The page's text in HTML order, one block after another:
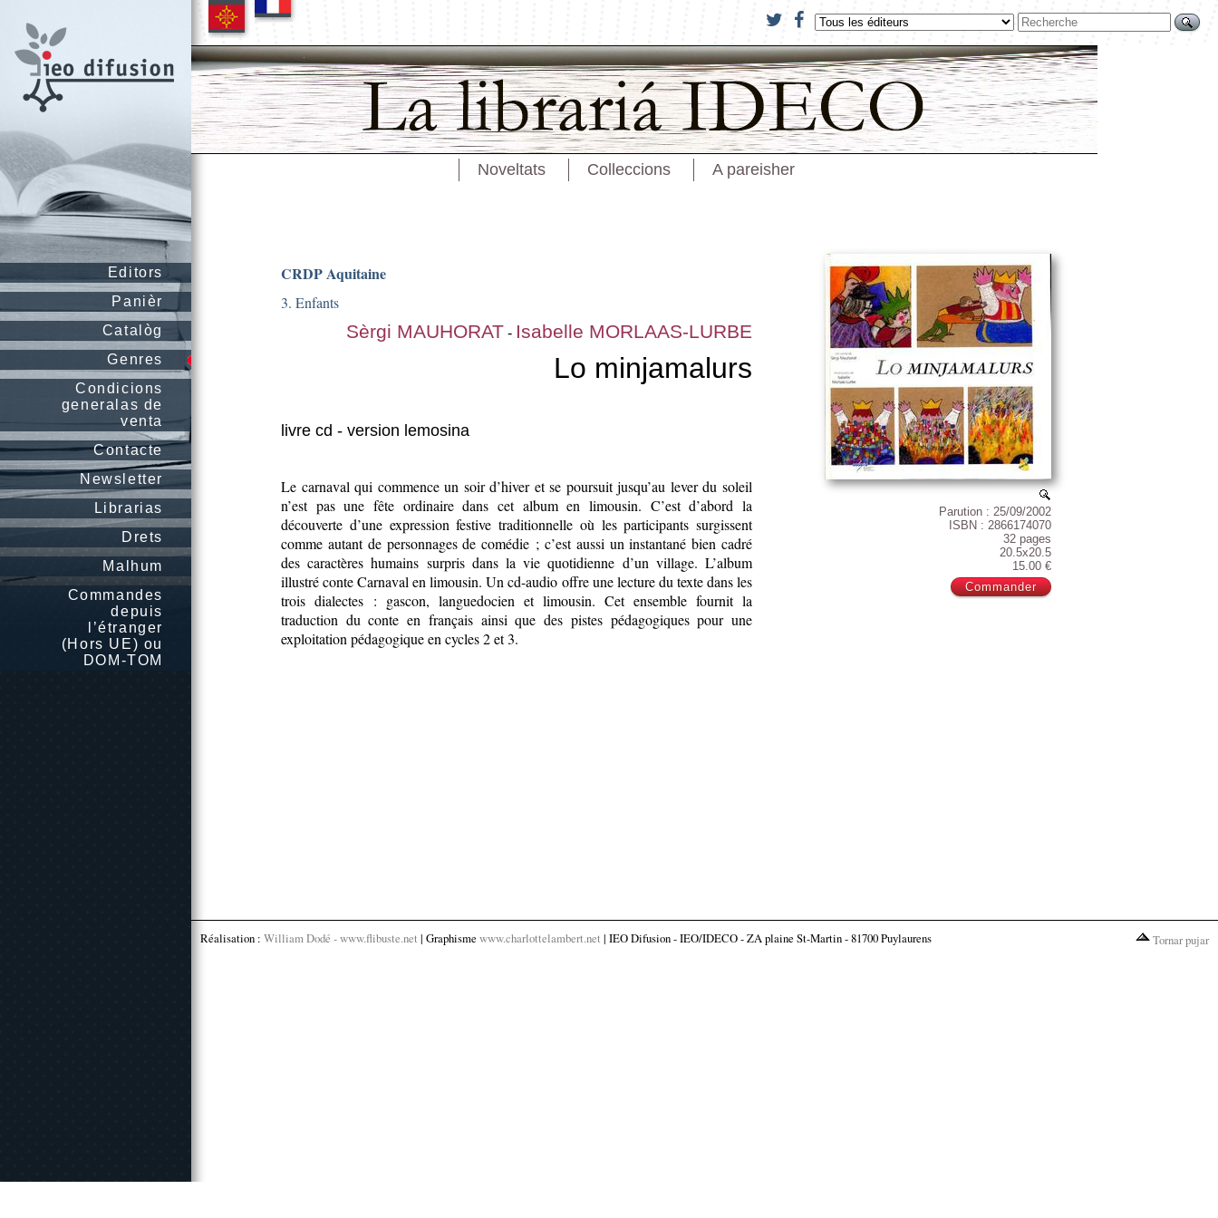
Editors
Panièr
Catalòg
Genres
Condicions
generalas de
venta
Contacte
Newsletter
Librarias
Drets
Malhum
Commandes
depuis
l’étranger
(Hors UE) ou
DOM-TOM
Noveltats Colleccions A pareisher
Parution : 25/09/2002
ISBN : 2866174070
32 pages
20.5x20.5
15.00 €
CRDP Aquitaine
3. Enfants
Sèrgi MAUHORAT - Isabelle MORLAAS-LURBE
Lo minjamalurs
livre cd - version lemosina
Le carnaval qui commence un soir d’hiver et se poursuit jusqu’au lever du soleil
n’est pas une fête ordinaire dans cet album en limousin. C’est d’abord la
découverte d’une expression festive traditionnelle où les participants surgissent
comme autant de personnages de comédie ; c’est aussi un instantané bien cadré
des caractères humains surpris dans la vie quotidienne d’un village. L’album
illustré conte Carnaval en limousin. Un cd-audio offre une lecture du texte dans les
trois dialectes : gascon, languedocien et limousin. Cet ensemble fournit la
traduction du conte en français ainsi que des pistes pédagogiques pour une
exploitation pédagogique en cycles 2 et 3.
Réalisation : William Dodé - www.flibuste.net | Graphisme www.charlottelambert.net | IEO Difusion - IEO/IDECO - ZA plaine St-Martin - 81700 Puylaurens Tornar pujar